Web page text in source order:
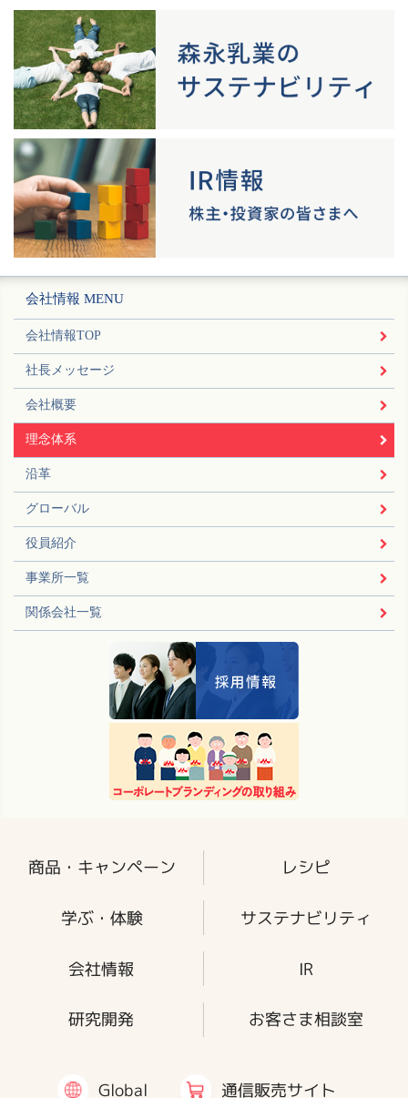
会社情報 MENU
会社情報TOP
社長メッセージ
会社概要
理念体系
沿革
グローバル
役員紹介
事業所一覧
関係会社一覧
商品・キャンペーン レシピ
学ぶ・体験 サステナビリティ
会社情報 IR
研究開発 お客さま相談室
Global 通信販売サイト